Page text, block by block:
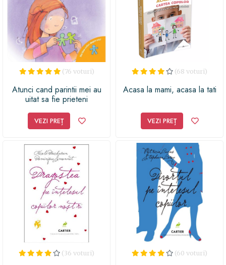
(76 voturi)
Atunci cand parintii mei au
uitat sa fie prieteni
VEZI PREȚ
(68 voturi)
Acasa la mami, acasa la tati
VEZI PREȚ
(36 voturi) (60 voturi)